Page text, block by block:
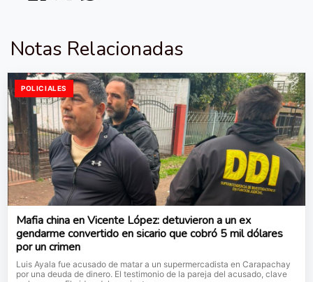
Notas Relacionadas
POLICIALES
Mafia china en Vicente López: detuvieron a un ex
gendarme convertido en sicario que cobró 5 mil dólares
por un crimen
Luis Ayala fue acusado de matar a un supermercadista en Carapachay
por una deuda de dinero. El testimonio de la pareja del acusado, clave